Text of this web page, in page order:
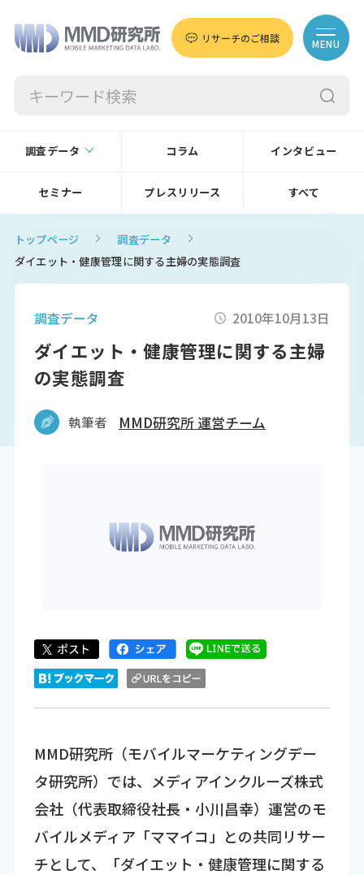
リサーチのご相談 MENU
調査データ コラム インタビュー
セミナー プレスリリース すべて
トップページ
調査データ
ダイエット・健康管理に関する主婦の実態調査
調査データ 2010年10月13日
ダイエット・健康管理に関する主婦
の実態調査
執筆者 MMD研究所 運営チーム
MMD研究所（モバイルマーケティングデー
タ研究所）では、メディアインクルーズ株式
会社（代表取締役社長・小川昌幸）運営のモ
バイルメディア「ママイコ」との共同リサー
チとして、「ダイエット・健康管理に関する